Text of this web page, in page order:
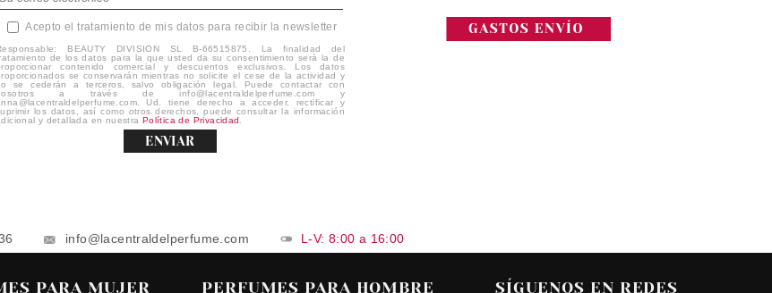
Acepto el tratamiento de mis datos para recibir la newsletter
BEAUTY DIVISION SL B-66515875. La finalidad del
de los datos para la que usted da su consentimiento será la de
contenido comercial y descuentos exclusivos. Los datos
se conservarán mientras no solicite el cese de la actividad y
se cederán a terceros, salvo obligación legal. Puede contactar con
a través de info@lacentraldelperfume.com y
Ud. tiene derecho a acceder, rectificar y
los datos, así como otros derechos, puede consultar la información
y detallada en nuestra Política de Privacidad
ENVIAR
info@lacentraldelperfume.com L-V: 8:00 a 16:00
PARA MUJER PERFUMES PARA HOMBRE SÍGUENOS EN REDES